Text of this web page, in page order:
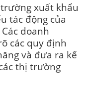
xuất khẩu
tác động của
doanh
các quy định
và đưa ra kế
thị trường